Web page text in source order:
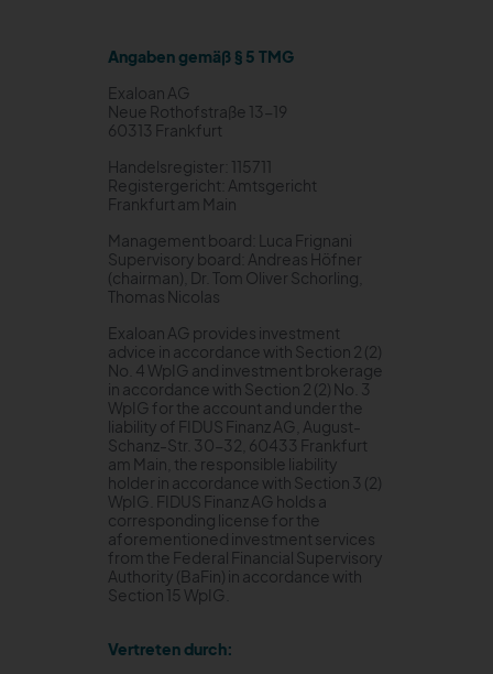
Angaben gemäß § 5 TMG
Exaloan AG
Neue Rothofstraße 13-19
60313 Frankfurt
Handelsregister: 115711
Registergericht: Amtsgericht
Frankfurt am Main
Management board: Luca Frignani
Supervisory board: Andreas Höfner
(chairman), Dr. Tom Oliver Schorling,
Thomas Nicolas
Exaloan AG provides investment
advice in accordance with Section 2 (2)
No. 4 WpIG and investment brokerage
in accordance with Section 2 (2) No. 3
WpIG for the account and under the
liability of FIDUS Finanz AG, August-
Schanz-Str. 30-32, 60433 Frankfurt
am Main, the responsible liability
holder in accordance with Section 3 (2)
WpIG. FIDUS Finanz AG holds a
corresponding license for the
aforementioned investment services
from the Federal Financial Supervisory
Authority (BaFin) in accordance with
Section 15 WpIG.
Vertreten durch: